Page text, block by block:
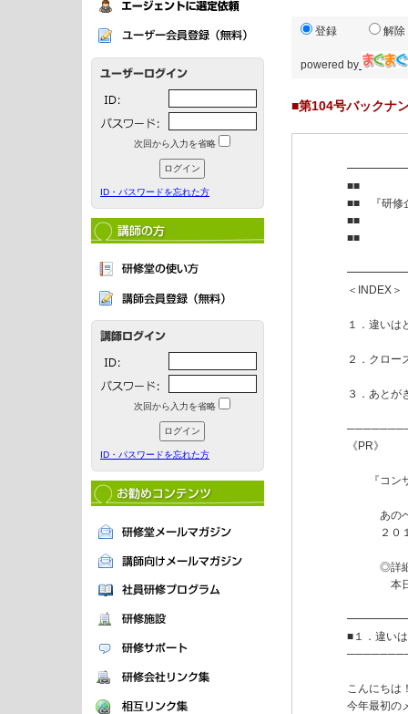
次回から入力を省略
ID・パスワードを忘れた方
次回から入力を省略
ID・パスワードを忘れた方
登録 解除
powered by
■第104号バックナ
■■
■■　『研修
■■　　　　
■■
＜INDEX＞
１．違いは
２．クロー
３．あとが
《PR
『コンサ
あのベス
２０１３
◎詳細
本日1/10
■１．違い
こんにちは
今年最初の